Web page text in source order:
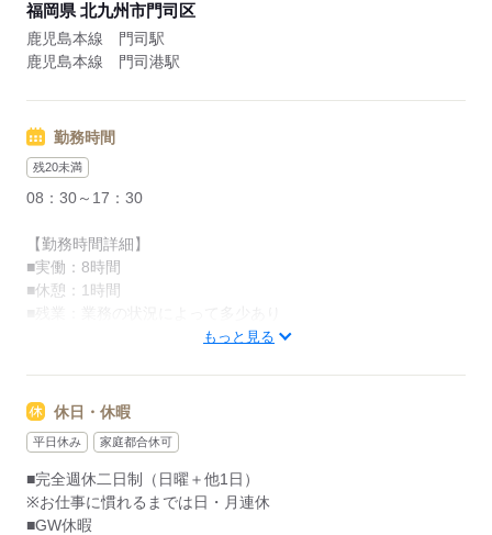
規定あり（往復の通勤距離1Km/10円）
車・バイク通勤可
（敷地内に舗装駐車場あり）
福岡県 北九州市門司区
鹿児島本線 門司駅
鹿児島本線 門司港駅
勤務時間
残20未満
08：30～17：30
【勤務時間詳細】
■実働：8時間
■休憩：1時間
【勤務日】
■週休2日制（日曜＋他1日）
※お仕事に慣れるまでは日・月連休
もっと見る
休日・休暇
平日休み 家庭都合休可
■完全週休二日制（日曜＋他1日）
※お仕事に慣れるまでは日・月連休
■GW休暇